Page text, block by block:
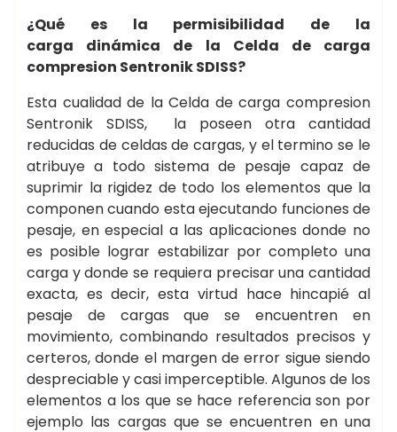
¿Qué es la permisibilidad de la
carga dinámica de la Celda de carga
compresion Sentronik SDISS?
Esta cualidad de la Celda de carga compresion
Sentronik SDISS, la poseen otra cantidad
reducidas de celdas de cargas, y el termino se le
atribuye a todo sistema de pesaje capaz de
suprimir la rigidez de todo los elementos que la
componen cuando esta ejecutando funciones de
pesaje, en especial a las aplicaciones donde no
es posible lograr estabilizar por completo una
carga y donde se requiera precisar una cantidad
exacta, es decir, esta virtud hace hincapié al
pesaje de cargas que se encuentren en
movimiento, combinando resultados precisos y
certeros, donde el margen de error sigue siendo
despreciable y casi imperceptible. Algunos de los
elementos a los que se hace referencia son por
ejemplo las cargas que se encuentren en una